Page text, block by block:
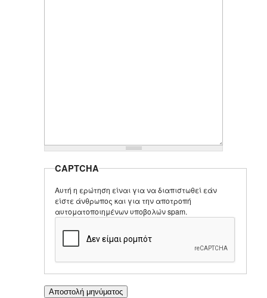
CAPTCHA
Αυτή η ερώτηση είναι για να διαπιστωθεί εάν
είστε άνθρωπος και για την αποτροπή
αυτοματοποιημένων υποβολών spam.